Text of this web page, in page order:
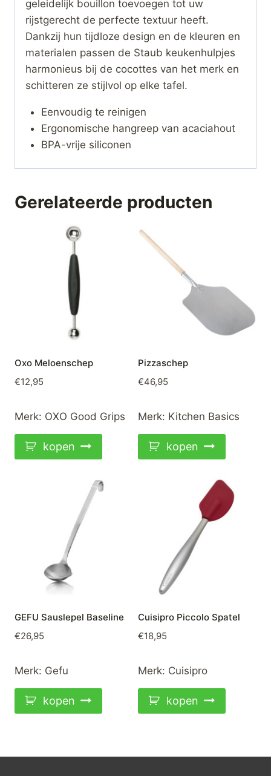
geleidelijk bouillon toevoegen tot uw
rijstgerecht de perfecte textuur heeft.
Dankzij hun tijdloze design en de kleuren en
materialen passen de Staub keukenhulpjes
harmonieus bij de cocottes van het merk en
schitteren ze stijlvol op elke tafel.
Eenvoudig te reinigen
Ergonomische hangreep van acaciahout
BPA-vrije siliconen
Gerelateerde producten
Oxo Meloenschep
€12,95
Merk: OXO Good Grips
kopen
Pizzaschep
€46,95
Merk: Kitchen Basics
kopen
GEFU Sauslepel Baseline
€26,95
Merk: Gefu
kopen
Cuisipro Piccolo Spatel
€18,95
Merk: Cuisipro
kopen